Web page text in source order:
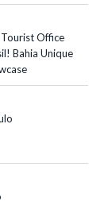
Office
Bahia Unique